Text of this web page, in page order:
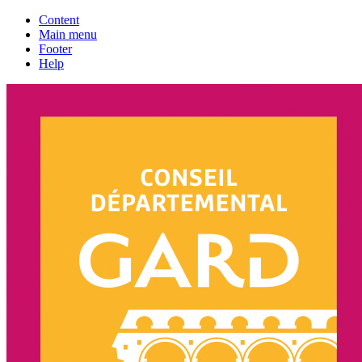
Content
Main menu
Footer
Help